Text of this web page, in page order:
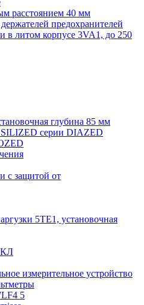
расстоянием 40 мм
предохранителей
в литом корпусе 3VA1, до 250
глубина 85 мм
SILIZED серии DIAZED
с защитой от
5TE1, установочная
измерительное устройство
5